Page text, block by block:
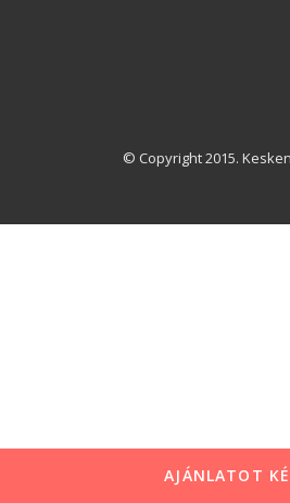
© Copyright 2015.
AJÁNLATOT